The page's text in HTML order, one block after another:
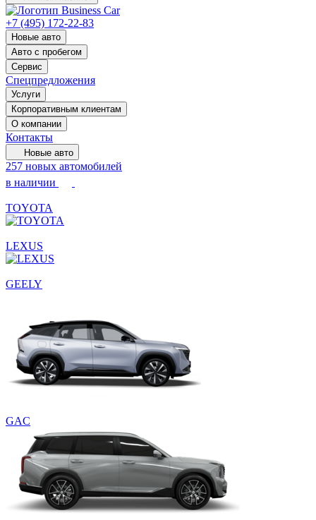
+7 (495) 172-22-83
Новые авто
Авто с пробегом
Сервис
Спецпредложения
Услуги
Корпоративным клиентам
О компании
Контакты
Новые авто
257 новых автомобилей
в наличии
TOYOTA
LEXUS
GEELY
GAC